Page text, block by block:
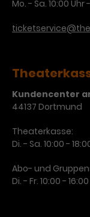
Laufzeit
Zweck
Mo. - Sa. 10:00 Uhr
Kundencenter
44137 Dortmund
Theaterkasse:
Di. - Sa. 10:00 -
Abo- und
Di. - Fr. 10:00 -